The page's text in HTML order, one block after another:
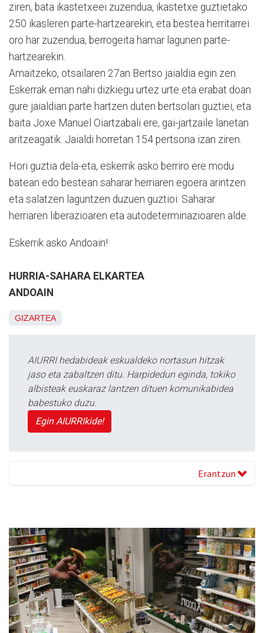
ziren, bata ikastetxeei zuzendua, ikastetxe guztietako
250 ikasleren parte-hartzearekin, eta bestea herritarrei
oro har zuzendua, berrogeita hamar lagunen parte-
hartzearekin.
Amaitzeko, otsailaren 27an Bertso jaialdia egin zen.
Eskerrak eman nahi dizkiegu urtez urte eta erabat doan
gure jaialdian parte hartzen duten bertsolari guztiei, eta
baita Joxe Manuel Oiartzabali ere, gai-jartzaile lanetan
aritzeagatik. Jaialdi horretan 154 pertsona izan ziren.
Hori guztia dela-eta, eskerrik asko berriro ere modu
batean edo bestean saharar herriaren egoera arintzen
eta salatzen laguntzen duzuen guztioi. Saharar
herriaren liberazioaren eta autodeterminazioaren alde.
Eskerrik asko Andoain!
HURRIA-SAHARA ELKARTEA
ANDOAIN
GIZARTEA
AIURRI hedabideak eskualdeko nortasun hitzak
jaso eta zabaltzen ditu. Harpidedun eginda, tokiko
albisteak euskaraz lantzen dituen komunikabidea
babestuko duzu.
Egin AIURRIkide!
Erantzun